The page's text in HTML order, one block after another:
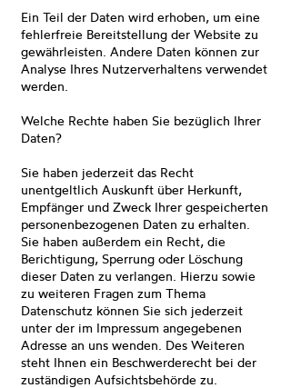
Ein Teil der Daten wird erhoben, um eine
fehlerfreie Bereitstellung der Website zu
gewährleisten. Andere Daten können zur
Analyse Ihres Nutzerverhaltens verwendet
werden.
Welche Rechte haben Sie bezüglich Ihrer
Daten?
Sie haben jederzeit das Recht
unentgeltlich Auskunft über Herkunft,
Empfänger und Zweck Ihrer gespeicherten
personenbezogenen Daten zu erhalten.
Sie haben außerdem ein Recht, die
Berichtigung, Sperrung oder Löschung
dieser Daten zu verlangen. Hierzu sowie
zu weiteren Fragen zum Thema
Datenschutz können Sie sich jederzeit
unter der im Impressum angegebenen
Adresse an uns wenden. Des Weiteren
steht Ihnen ein Beschwerderecht bei der
zuständigen Aufsichtsbehörde zu.